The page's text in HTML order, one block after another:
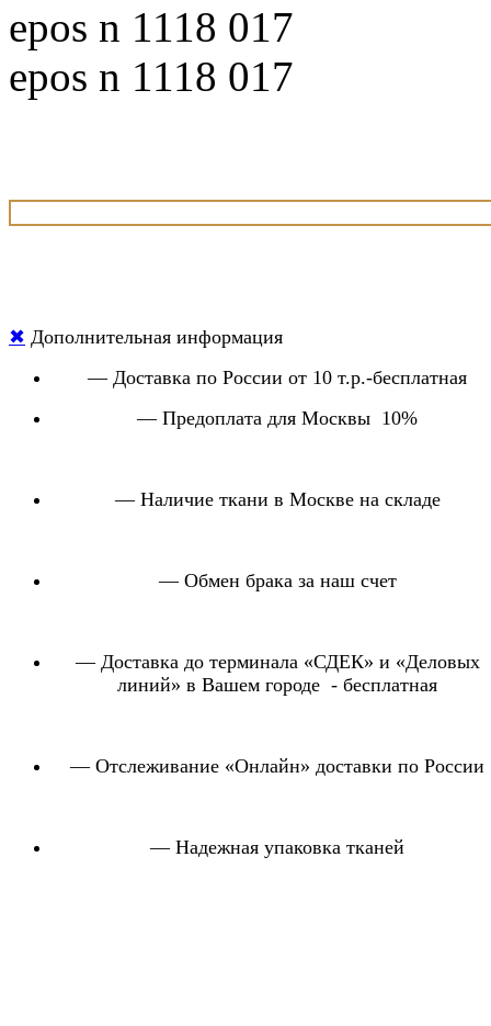
epos n 1118 017
epos n 1118 017
✖ Дополнительная информация
— Доставка по России от 10 т.р.-бесплатная
— Предоплата для Москвы 10%
— Наличие ткани в Москве на складе
— Обмен брака за наш счет
— Доставка до терминала «СДЕК» и «Деловых
линий» в Вашем городе - бесплатная
— Отслеживание «Онлайн» доставки по России
— Надежная упаковка тканей